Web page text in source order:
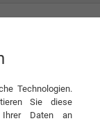
Technologien.
Sie diese
Ihrer Daten an